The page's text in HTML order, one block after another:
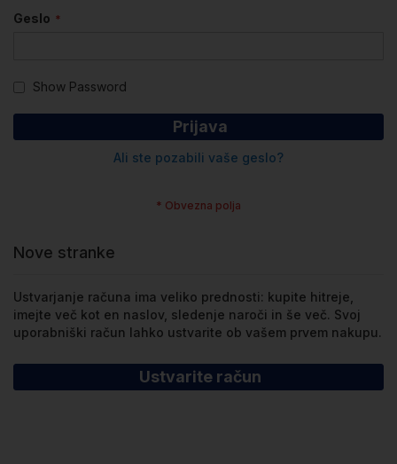
Geslo
Show Password
Prijava
Ali ste pozabili vaše geslo?
Nove stranke
Ustvarjanje računa ima veliko prednosti: kupite hitreje,
imejte več kot en naslov, sledenje naroči in še več. Svoj
uporabniški račun lahko ustvarite ob vašem prvem nakupu.
Ustvarite račun